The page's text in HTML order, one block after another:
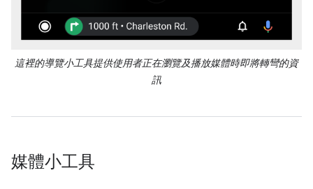
這裡的導覽小工具提供使用者正在瀏覽及播放媒體時即將轉彎的資
訊
媒體小工具